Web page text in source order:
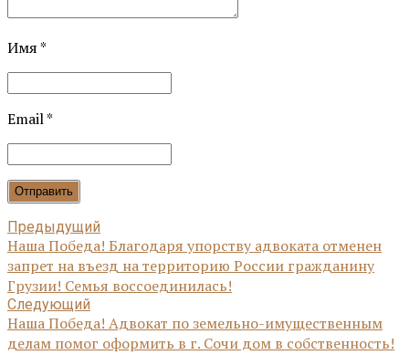
Имя *
Email *
Отправить
Предыдущий
Наша Победа! Благодаря упорству адвоката отменен
запрет на въезд на территорию России гражданину
Грузии! Семья воссоединилась!
Следующий
Наша Победа! Адвокат по земельно-имущественным
делам помог оформить в г. Сочи дом в собственность!